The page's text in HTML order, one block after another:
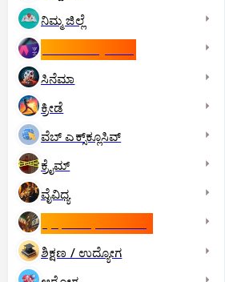
ನಿಮ್ಮ ಜಿಲ್ಲೆ
ಸಿನೆಮಾ
ಕ್ರೀಡೆ
ವೆಬ್ ಎಕ್ಸ್‌ಕ್ಲೂಸಿವ್
ಕ್ರೈಮ್
ವೈವಿಧ್ಯ
ಶಿಕ್ಷಣ / ಉದ್ಯೋಗ